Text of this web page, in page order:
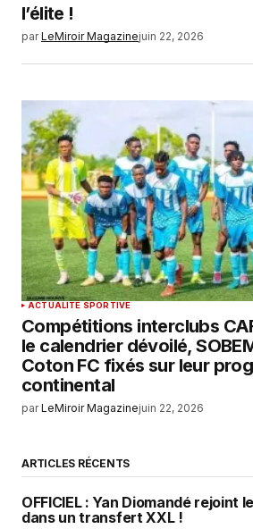
l’élite !
par LeMiroir Magazinejuin 22, 2026
ACTUALITÉ SPORTIVE
Compétitions interclubs
le calendrier dévoilé,
Coton FC fixés sur leur
continental
par LeMiroir Magazinejuin 22, 2026
ARTICLES RÉCENTS
OFFICIEL : Yan Diomandé rejoint
dans un transfert XXL !